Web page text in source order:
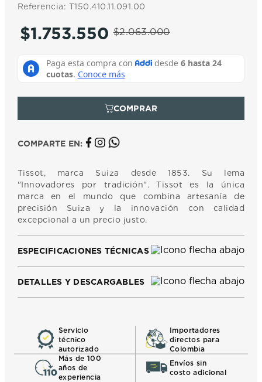
Referencia: T150.410.11.091.00
$2.063.000
$1.753.550
COMPARTE EN:
Tissot, marca Suiza desde 1853. Su lema
"Innovadores por tradición". Tissot es la única
marca en el mundo que combina artesanía de
precisión Suiza y la innovación con calidad
excepcional a un precio justo.
ESPECIFICACIONES TÉCNICAS
DETALLES Y DESCARGABLES
Servicio
técnico
autorizado
Importadores
directos para
Colombia
Más de 100
años de
experiencia
Envíos sin
costo adicional